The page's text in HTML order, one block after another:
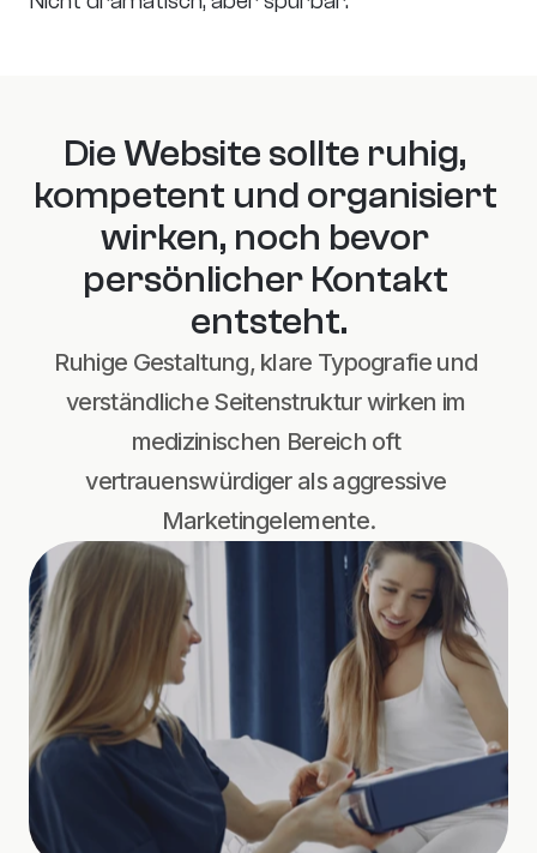
Die Website sollte ruhig,
kompetent und organisiert
wirken, noch bevor
persönlicher Kontakt
entsteht.
Ruhige Gestaltung, klare Typografie und
verständliche Seitenstruktur wirken im
medizinischen Bereich oft
vertrauenswürdiger als aggressive
Marketingelemente.